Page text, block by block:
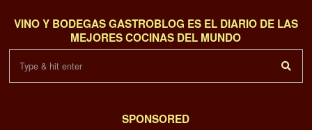
VINO Y BODEGAS GASTROBLOG ES EL DIARIO DE LAS
MEJORES COCINAS DEL MUNDO
SPONSORED